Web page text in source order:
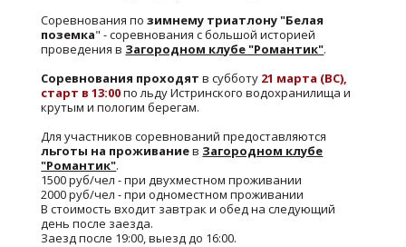
Соревнования позимнему триатлону "Белая
поземка" - соревнования с большой историей
проведения в Загородном клубе "Романтик".
Соревнования проходятв субботу 21 марта (ВС),
старт в 13:00по льду Истринского водохранилища и
крутым и пологим берегам.
Для участников соревнований предоставляются
льготы на проживаниев Загородном клубе
"Романтик".
1500 руб/чел - при двухместном проживании
2000 руб/чел - при одноместном проживании
В стоимость входит завтрак и обед на следующий
день после заезда.
Заезд после 19:00, выезд до 16:00.